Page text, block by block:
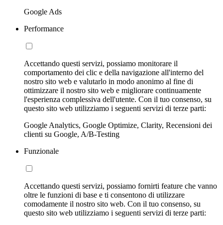
Google Ads
Performance
Accettando questi servizi, possiamo monitorare il
comportamento dei clic e della navigazione all'interno del
nostro sito web e valutarlo in modo anonimo al fine di
ottimizzare il nostro sito web e migliorare continuamente
l'esperienza complessiva dell'utente. Con il tuo consenso, su
questo sito web utilizziamo i seguenti servizi di terze parti:
Google Analytics, Google Optimize, Clarity, Recensioni dei
clienti su Google, A/B-Testing
Funzionale
Accettando questi servizi, possiamo fornirti feature che vanno
oltre le funzioni di base e ti consentono di utilizzare
comodamente il nostro sito web. Con il tuo consenso, su
questo sito web utilizziamo i seguenti servizi di terze parti: